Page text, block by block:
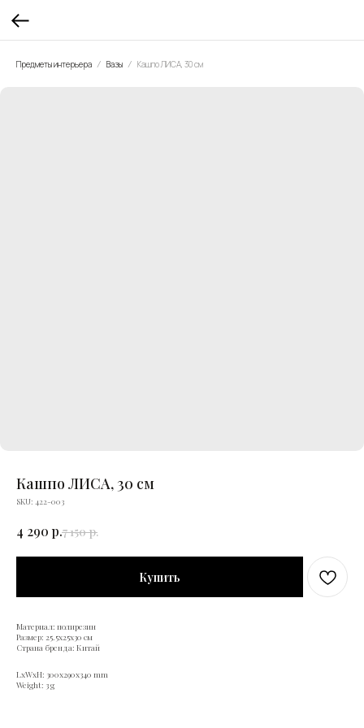
Предметы интерьера Вазы Кашпо ЛИСА, 30 см
Кашпо ЛИСА, 30 см
SKU: 422-003
4 290 р.7 150 р.
Купить
Материал: полирезин
Размер: 25.5х25х30 см
Страна бренда: Китай
LxWxH: 300x290x340 mm
Weight: 3 g